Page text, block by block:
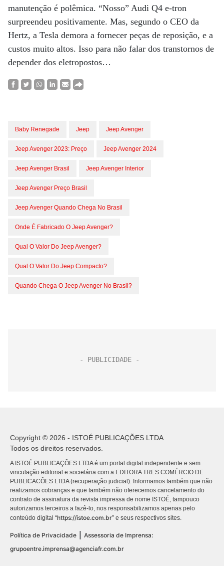
manutenção é polêmica. “Nosso” Audi Q4 e-tron
surpreendeu positivamente. Mas, segundo o CEO da
Hertz, a Tesla demora a fornecer peças de reposição, e a
custos muito altos. Isso para não falar dos transtornos de
depender dos eletropostos…
Baby Renegade Jeep Jeep Avenger
Jeep Avenger 2023: Preço Jeep Avenger 2024
Jeep Avenger Brasil Jeep Avenger Interior
Jeep Avenger Preço Brasil
Jeep Avenger Quando Chega No Brasil
Onde É Fabricado O Jeep Avenger?
Qual O Valor Do Jeep Avenger?
Qual O Valor Do Jeep Compacto?
Quando Chega O Jeep Avenger No Brasil?
Copyright © 2026 - ISTOÉ PUBLICAÇÕES LTDA
Todos os direitos reservados.
A ISTOÉ PUBLICAÇÕES LTDA é um portal digital independente e sem
vinculação editorial e societária com a EDITORA TRES COMÉRCIO DE
PUBLICACÕES LTDA (recuperação judicial). Informamos também que não
realizamos cobranças e que também não oferecemos cancelamento do
contrato de assinatura da revista impressa de nome ISTOÉ, tampouco
autorizamos terceiros a fazê-lo, nos responsabilizamos apenas pelo
conteúdo digital “https://istoe.com.br” e seus respectivos sites.
Política de Privacidade
Assessoria de Imprensa:
grupoentre.imprensa@agenciafr.com.br